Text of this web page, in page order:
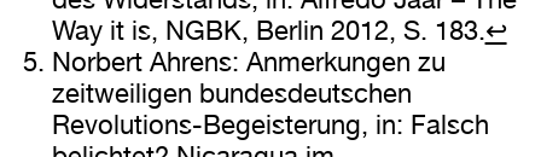
Way it is, NGBK, Berlin 2012, S. 183.↩
Norbert Ahrens: Anmerkungen zu
zeitweiligen bundesdeutschen
Revolutions-Begeisterung, in: Falsch